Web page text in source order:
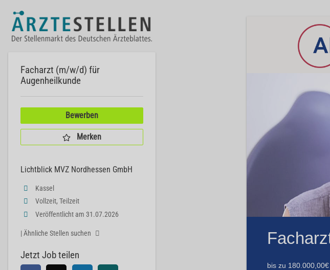
bis zu
Facharzt (m/w/d) für
Augenheilkunde
Bewerben
Merken
Lichtblick MVZ Nordhessen GmbH
Kassel
Vollzeit, Teilzeit
Veröffentlicht am 31.07.2026
| Ähnliche Stellen suchen
Jetzt Job teilen